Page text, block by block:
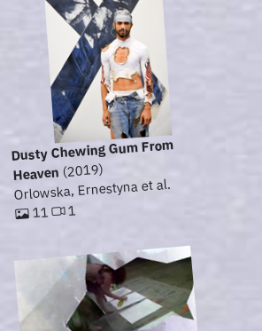
Dusty Chewing Gum From
Heaven (2019)
Orlowska, Ernestyna et al.
11 1